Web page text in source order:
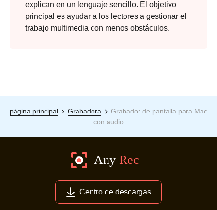
explican en un lenguaje sencillo. El objetivo
principal es ayudar a los lectores a gestionar el
trabajo multimedia con menos obstáculos.
página principal Grabadora
Grabador de pantalla para Mac
con audio
Centro de descargas